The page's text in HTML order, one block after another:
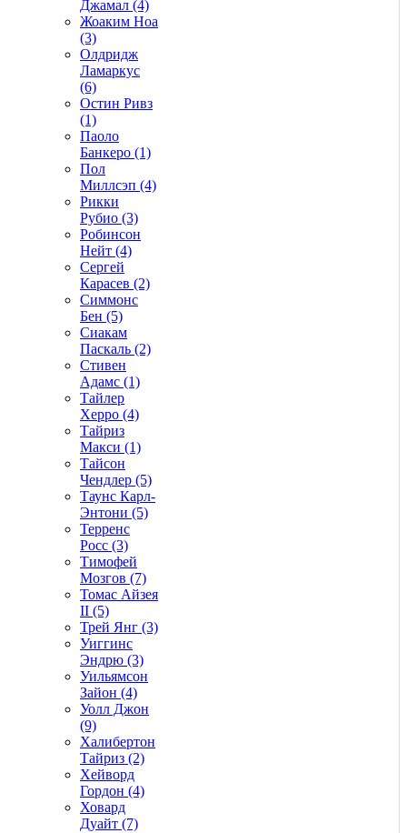
Джамал (4)
Жоаким Ноа
(3)
Олдридж
Ламаркус
(6)
Остин Ривз
(1)
Паоло
Банкеро (1)
Пол
Миллсэп (4)
Рикки
Рубио (3)
Робинсон
Нейт (4)
Сергей
Карасев (2)
Симмонс
Бен (5)
Сиакам
Паскаль (2)
Стивен
Адамс (1)
Тайлер
Херро (4)
Тайриз
Макси (1)
Тайсон
Чендлер (5)
Таунс Карл-
Энтони (5)
Терренс
Росс (3)
Тимофей
Мозгов (7)
Томас Айзея
II (5)
Трей Янг (3)
Уиггинс
Эндрю (3)
Уильямсон
Зайон (4)
Уолл Джон
(9)
Халибертон
Тайриз (2)
Хейворд
Гордон (4)
Ховард
Дуайт (7)